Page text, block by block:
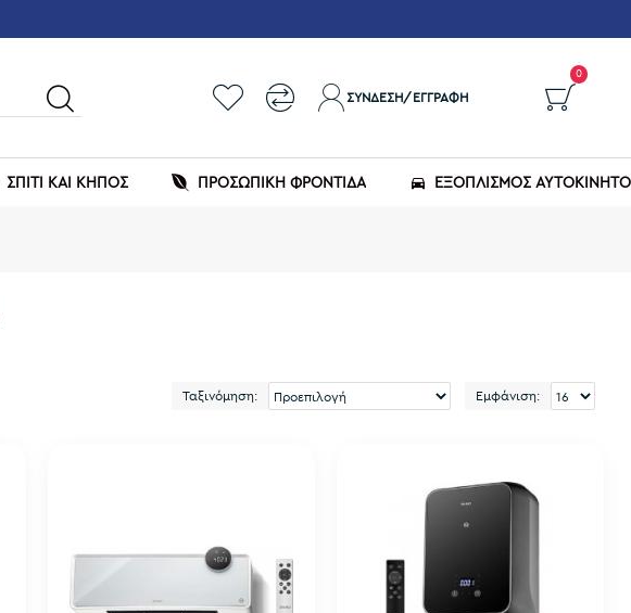
ΣΎΝΔΕΣΗ/ΕΓΓΡΑΦΉ
0
ΣΠΙΤΙ ΚΑΙ ΚΗΠΟΣ ΠΡΟΣΩΠΙΚΗ ΦΡΟΝΤΙΔΑ ΕΞΟΠΛΙΣΜΌΣ
Ταξινόμηση: Εμφάνιση: